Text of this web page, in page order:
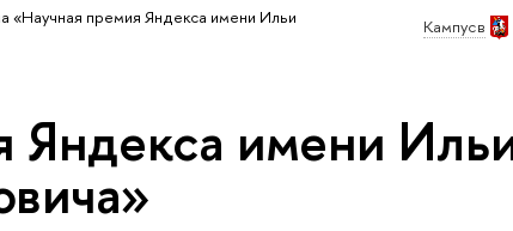
Кампус в
«Научная премия Яндекса имени Ильи
Яндекса имени